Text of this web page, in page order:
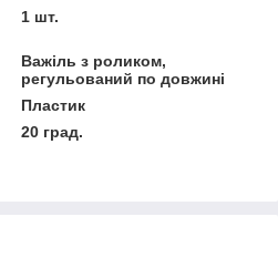
1 шт.
Важіль з роликом,
регульований по довжині
Пластик
20 град.